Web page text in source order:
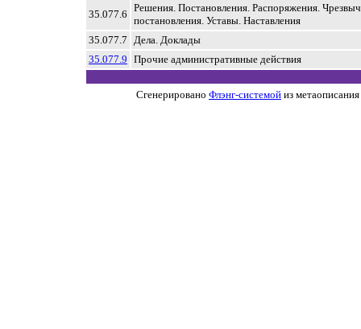
35.077.6
Решения. Постановления. Распоряжения.
постановления. Уставы. Наставления
35.077.7 Дела. Доклады
35.077.9 Прочие административные действия
Сгенерировано Флэнг-системой из